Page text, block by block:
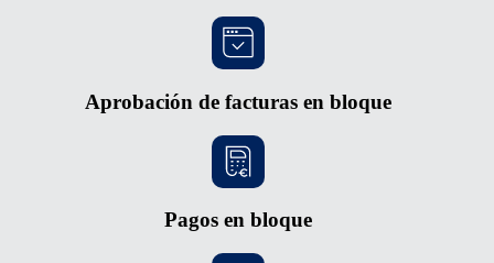
Aprobación de facturas en bloque
Pagos en bloque